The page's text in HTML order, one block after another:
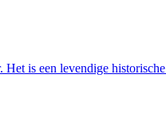
is een levendige